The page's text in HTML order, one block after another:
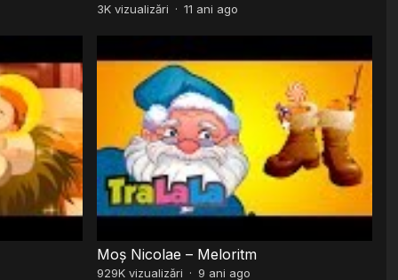
3K vizualizări · 11 ani ago
Moș Nicolae – Meloritm
929K vizualizări · 9 ani ago